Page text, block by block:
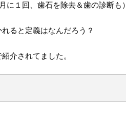
に１回、歯石を除去＆歯の診断も）
ると定義はなんだろう？
介されてました。